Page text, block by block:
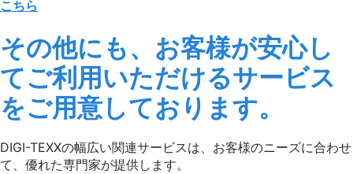
こちら
その他にも、お客様が安心し
てご利用いただけるサービス
をご用意しております。
DIGI-TEXXの幅広い関連サービスは、お客様のニーズに合わせ
て、優れた専門家が提供します。